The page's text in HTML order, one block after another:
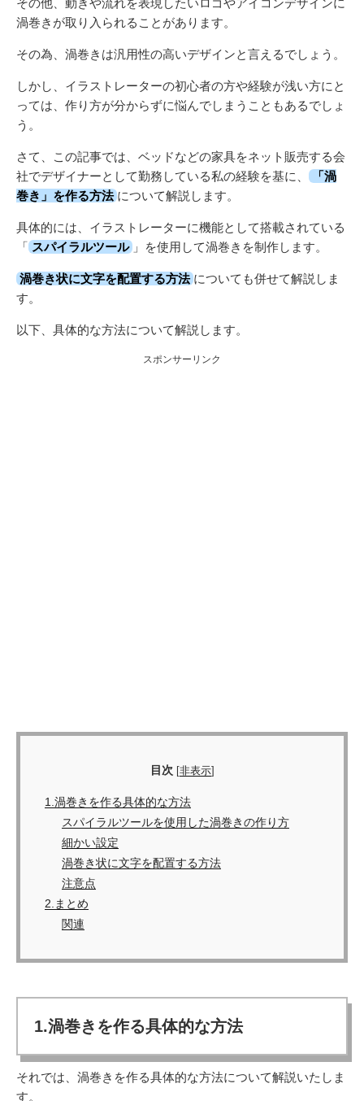
渦巻きが取り入られることがあります。
その為、渦巻きは汎用性の高いデザインと言えるでしょう。
しかし、イラストレーターの初心者の方や経験が浅い方にと
っては、作り方が分からずに悩んでしまうこともあるでしょ
う。
さて、この記事では、ベッドなどの家具をネット販売する会
社でデザイナーとして勤務している私の経験を基に、
「渦
巻き」を作る方法 について解説します。
具体的には、イラストレーターに機能として搭載されている
「 スパイラルツール 」を使用して渦巻きを制作します。
渦巻き状に文字を配置する方法 についても併せて解説しま
す。
以下、具体的な方法について解説します。
スポンサーリンク
目次 [非表示]
1.渦巻きを作る具体的な方法
スパイラルツールを使用した渦巻きの作り方
細かい設定
渦巻き状に文字を配置する方法
注意点
2.まとめ
関連
1.渦巻きを作る具体的な方法
それでは、渦巻きを作る具体的な方法について解説いたしま
す。